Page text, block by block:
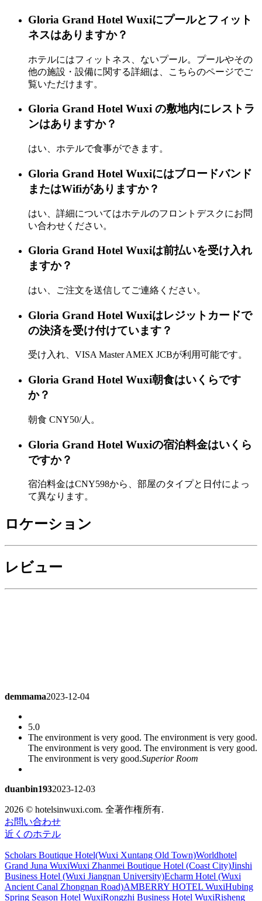
Gloria Grand Hotel Wuxiにプールとフィット
ネスはありますか？
ホテルにはフィットネス、ないプール。プールやその
他の施設・設備に関する詳細は、こちらのページでご
覧いただけます。
Gloria Grand Hotel Wuxi の敷地内にレストラ
ンはありますか？
はい、ホテルで食事ができます。
Gloria Grand Hotel Wuxiにはブロードバンド
またはWifiがありますか？
はい、詳細についてはホテルのフロントデスクにお問
い合わせください。
Gloria Grand Hotel Wuxiは前払いを受け入れ
ますか？
はい、ご注文を送信してご連絡ください。
Gloria Grand Hotel Wuxiはレジットカードで
の決済を受け付けています？
受け入れ、VISA Master AMEX JCBが利用可能です。
Gloria Grand Hotel Wuxi朝食はいくらです
か？
朝食 CNY50/人。
Gloria Grand Hotel Wuxiの宿泊料金はいくら
ですか？
宿泊料金はCNY598から、部屋のタイプと日付によっ
て異なります。
ロケーション
レビュー
The environment is very good. The environment is very good.
The environment is very good. The environment is very good.
The environment is very good. Superior Room
duanbin193
4.0
This check-in is not as good as the first check-in
Twin Room
d00995464 2023-11-27
4.8
2026 © hotelsinwuxi.com. 全著作権所有.
お問い合わせ
近くのホテル
Scholars Boutique Hotel(Wuxi Xuntang Old Town)Worldhotel
Grand Juna WuxiWuxi Zhanmei Boutique Hotel (Coast City)Jinshi
Business Hotel (Wuxi Jiangnan University)Echarm Hotel (Wuxi
Ancient Canal Zhongnan Road)AMBERRY HOTEL WuxiHubing
Spring Season Hotel WuxiRongzhi Business Hotel WuxiRisheng